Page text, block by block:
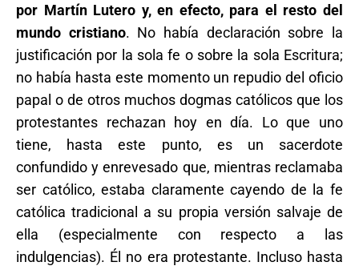
por Martín Lutero y, en efecto, para el resto del
mundo cristiano. No había declaración sobre la
justificación por la sola fe o sobre la sola Escritura;
no había hasta este momento un repudio del oficio
papal o de otros muchos dogmas católicos que los
protestantes rechazan hoy en día. Lo que uno
tiene, hasta este punto, es un sacerdote
confundido y enrevesado que, mientras reclamaba
ser católico, estaba claramente cayendo de la fe
católica tradicional a su propia versión salvaje de
ella (especialmente con respecto a las
indulgencias). Él no era protestante. Incluso hasta